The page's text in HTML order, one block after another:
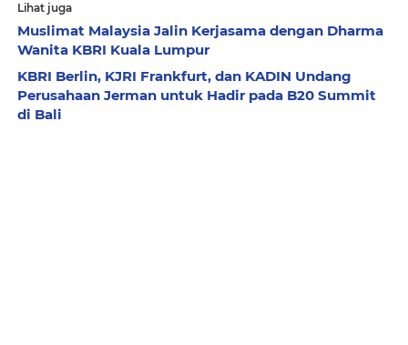
Lihat juga
Muslimat Malaysia Jalin Kerjasama dengan Dharma
Wanita KBRI Kuala Lumpur
KBRI Berlin, KJRI Frankfurt, dan KADIN Undang
Perusahaan Jerman untuk Hadir pada B20 Summit
di Bali